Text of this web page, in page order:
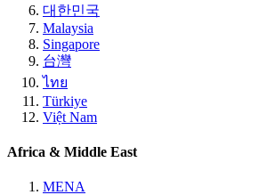
대한민국
Malaysia
Singapore
台灣
ไทย
Türkiye
Việt Nam
Africa & Middle East
MENA